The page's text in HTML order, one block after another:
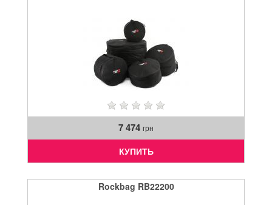
7 474 грн
КУПИТЬ
Rockbag RB22200